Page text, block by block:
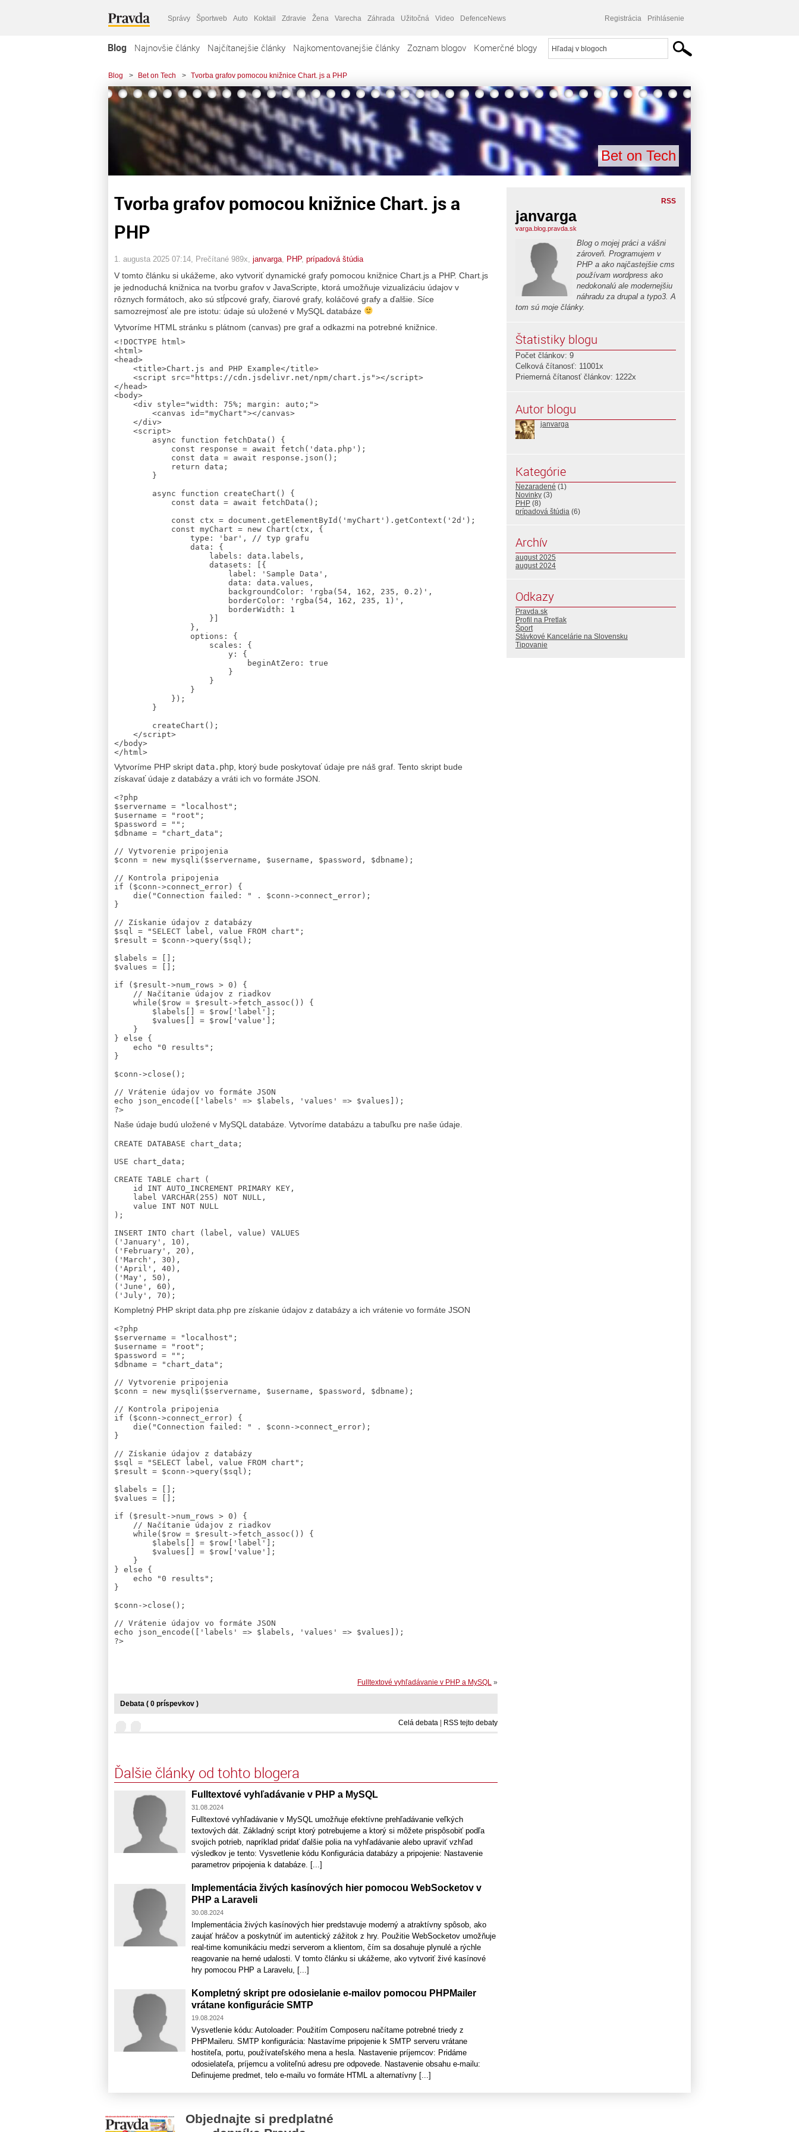
Správy Športweb Auto Koktail Zdravie Žena Varecha Záhrada Užitočná Video DefenceNews Registrácia Prihlásenie
Blog Najnovšie články Najčítanejšie články Najkomentovanejšie články Zoznam blogov Komerčné blogy
Blog > Bet on Tech > Tvorba grafov pomocou knižnice Chart. js a PHP
Bet on Tech
Tvorba grafov pomocou knižnice Chart. js a
PHP
1. augusta 2025 07:14 , Prečítané 989x, janvarga PHP, prípadová štúdia
V tomto článku si ukážeme, ako vytvoriť dynamické grafy pomocou knižnice Chart.js a PHP. Chart.js
je jednoduchá knižnica na tvorbu grafov v JavaScripte, ktorá umožňuje vizualizáciu údajov v
rôznych formátoch, ako sú stĺpcové grafy, čiarové grafy, koláčové grafy a ďalšie. Síce
samozrejmosť ale pre istotu: údaje sú uložené v MySQL databáze
Vytvoríme HTML stránku s plátnom (canvas) pre graf a odkazmi na potrebné knižnice.
<!DOCTYPE html>
<html>
<head>
</head>
<body>
</body>
Vytvoríme PHP skript data.php , ktorý bude poskytovať údaje pre náš graf. Tento skript bude
získavať údaje z databázy a vráti ich vo formáte JSON.
<?php
$servername = "localhost";
$username = "root";
$password = "";
$dbname = "chart_data";
// Vytvorenie pripojenia
$conn = new mysqli($servername, $username, $password, $dbname);
// Kontrola pripojenia
if ($conn->connect_error) {
}
// Získanie údajov z databázy
$sql = "SELECT label, value FROM chart";
$result = $conn->query($sql);
$labels = [];
$values = [];
if ($result->num_rows > 0) {
} else {
}
$conn->close();
// Vrátenie údajov vo formáte JSON
echo json_encode(['labels' => $labels, 'values' => $values]);
Naše údaje budú uložené v MySQL databáze. Vytvoríme databázu a tabuľku pre naše údaje.
CREATE DATABASE chart_data;
USE chart_data;
CREATE TABLE chart (
);
INSERT INTO chart (label, value) VALUES
('January', 10),
('February', 20),
('March', 30),
('April', 40),
('May', 50),
('June', 60),
Kompletný PHP skript data.php pre získanie údajov z databázy a ich vrátenie vo formáte JSON
<?php
$servername = "localhost";
$username = "root";
$password = "";
$dbname = "chart_data";
// Vytvorenie pripojenia
$conn = new mysqli($servername, $username, $password, $dbname);
// Kontrola pripojenia
if ($conn->connect_error) {
}
// Získanie údajov z databázy
$sql = "SELECT label, value FROM chart";
$result = $conn->query($sql);
$labels = [];
$values = [];
if ($result->num_rows > 0) {
} else {
}
$conn->close();
// Vrátenie údajov vo formáte JSON
echo json_encode(['labels' => $labels, 'values' => $values]);
Fulltextové vyhľadávanie v PHP a MySQL »
Debata ( 0 príspevkov )
Celá debata RSS tejto debaty
Ďalšie články od tohto blogera
Fulltextové vyhľadávanie v PHP a MySQL
31.08.2024
Fulltextové vyhľadávanie v MySQL umožňuje efektívne prehľadávanie veľkých
textových dát. Základný script ktorý potrebujeme a ktorý si môžete prispôsobiť podľa
svojich potrieb, napríklad pridať ďalšie polia na vyhľadávanie alebo upraviť vzhľad
výsledkov je tento: Vysvetlenie kódu Konfigurácia databázy a pripojenie: Nastavenie
parametrov pripojenia k databáze. [...]
Implementácia živých kasínových hier pomocou WebSocketov v
PHP a Laraveli
30.08.2024
Implementácia živých kasínových hier predstavuje moderný a atraktívny spôsob, ako
zaujať hráčov a poskytnúť im autentický zážitok z hry. Použitie WebSocketov umožňuje
real-time komunikáciu medzi serverom a klientom, čím sa dosahuje plynulé a rýchle
reagovanie na herné udalosti. V tomto článku si ukážeme, ako vytvoriť živé kasínové
hry pomocou PHP a Laravelu, [...]
Kompletný skript pre odosielanie e-mailov pomocou PHPMailer
vrátane konfigurácie SMTP
19.08.2024
Vysvetlenie kódu: Autoloader: Použitím Composeru načítame potrebné triedy z
PHPMaileru. SMTP konfigurácia: Nastavíme pripojenie k SMTP serveru vrátane
hostiteľa, portu, používateľského mena a hesla. Nastavenie príjemcov: Pridáme
odosielateľa, príjemcu a voliteľnú adresu pre odpovede. Nastavenie obsahu e-mailu:
Definujeme predmet, telo e-mailu vo formáte HTML a alternatívny [...]
RSS
janvarga
varga.blog.pravda.sk
Blog o mojej práci a vášni
zároveň. Programujem v
PHP a ako najčastejšie cms
používam wordpress ako
nedokonalú ale modernejšiu
náhradu za drupal a typo3. A
tom sú moje články.
Štatistiky blogu
Počet článkov: 9
Celková čítanosť: 11001x
Priemerná čítanosť článkov: 1222x
Autor blogu
janvarga
Kategórie
Nezaradené (1)
Novinky (3)
PHP (8)
prípadová štúdia (6)
Archív
august 2025
august 2024
Odkazy
Pravda.sk
Profil na Pretlak
Šport
Stávkové Kancelárie na Slovensku
Tipovanie
Objednajte si predplatné